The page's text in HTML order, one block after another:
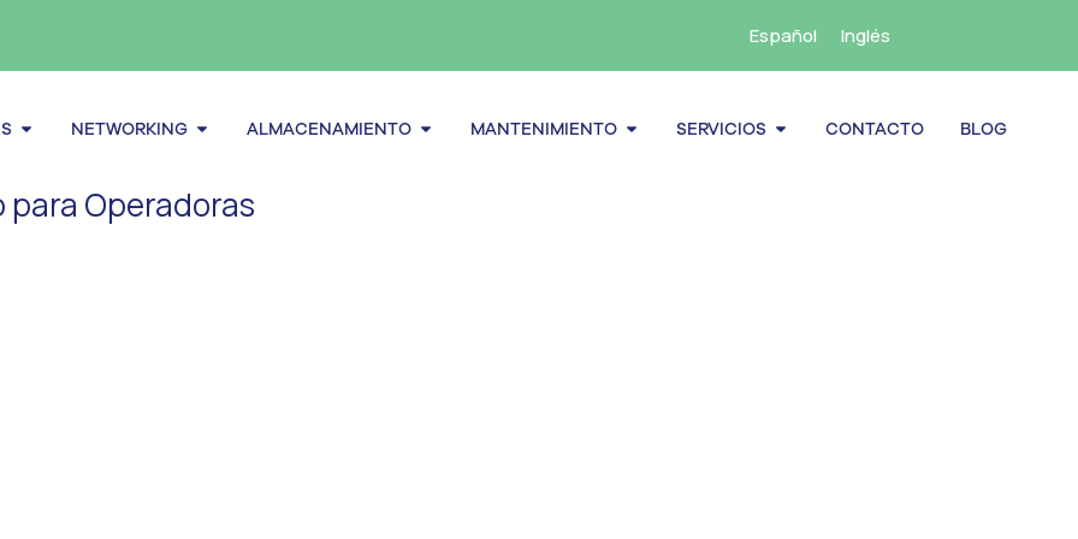
Español Inglés
Abrir Servidores
NETWORKING Abrir Networking
ALMACENAMIENTO Abrir almacenamiento
MANTENIMIENTO Abrir Mantenimiento
SERVICIOS Abrir Servicios
CONTACTO BLOG
para Operadoras